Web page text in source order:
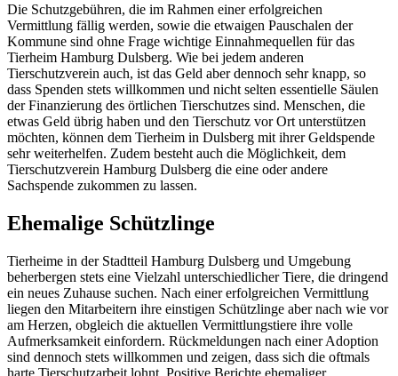
Die Schutzgebühren, die im Rahmen einer erfolgreichen
Vermittlung fällig werden, sowie die etwaigen Pauschalen der
Kommune sind ohne Frage wichtige Einnahmequellen für das
Tierheim Hamburg Dulsberg. Wie bei jedem anderen
Tierschutzverein auch, ist das Geld aber dennoch sehr knapp, so
dass Spenden stets willkommen und nicht selten essentielle Säulen
der Finanzierung des örtlichen Tierschutzes sind. Menschen, die
etwas Geld übrig haben und den Tierschutz vor Ort unterstützen
möchten, können dem Tierheim in Dulsberg mit ihrer Geldspende
sehr weiterhelfen. Zudem besteht auch die Möglichkeit, dem
Tierschutzverein Hamburg Dulsberg die eine oder andere
Sachspende zukommen zu lassen.
Ehemalige Schützlinge
Tierheime in der Stadtteil Hamburg Dulsberg und Umgebung
beherbergen stets eine Vielzahl unterschiedlicher Tiere, die dringend
ein neues Zuhause suchen. Nach einer erfolgreichen Vermittlung
liegen den Mitarbeitern ihre einstigen Schützlinge aber nach wie vor
am Herzen, obgleich die aktuellen Vermittlungstiere ihre volle
Aufmerksamkeit einfordern. Rückmeldungen nach einer Adoption
sind dennoch stets willkommen und zeigen, dass sich die oftmals
harte Tierschutzarbeit lohnt. Positive Berichte ehemaliger